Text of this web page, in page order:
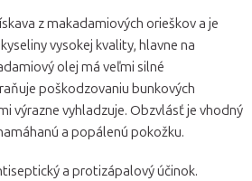
z makadamiových orieškov a je
vysokej kvality, hlavne na
olej má veľmi silné
poškodzovaniu bunkových
výrazne vyhladzuje. Obzvlásť je vhodný
a popálenú pokožku.
a protizápalový účinok.